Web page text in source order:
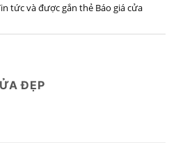
tứcvà được gắn thẻ Báo giá cửa
ĐẸP